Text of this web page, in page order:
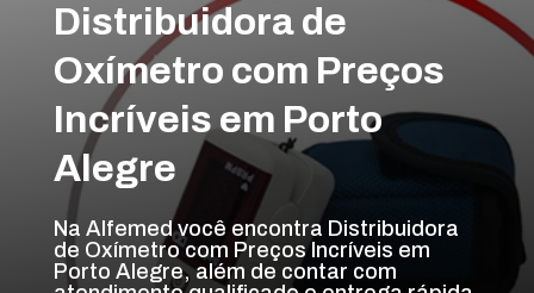
Distribuidora de
Oxímetro com Preços
Incríveis em Porto
Alegre
Na Alfemed você encontra Distribuidora
de Oxímetro com Preços Incríveis em
Porto Alegre, além de contar com